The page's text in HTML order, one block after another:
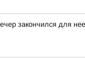
закончился для